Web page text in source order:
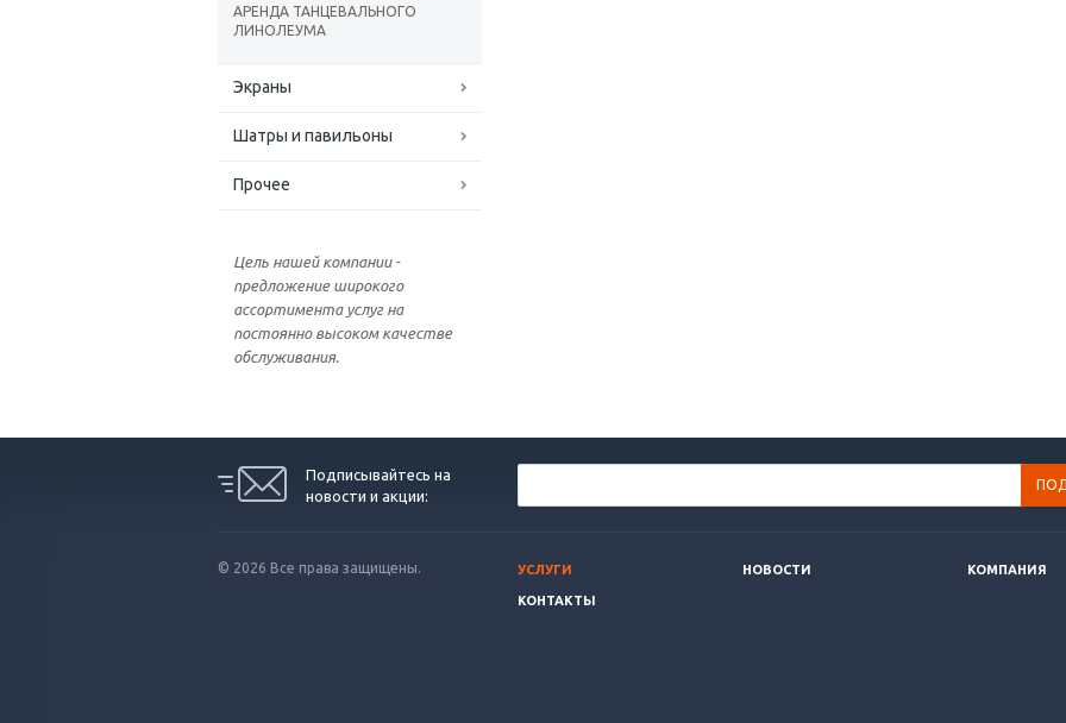
АРЕНДА ТАНЦЕВАЛЬНОГО
ЛИНОЛЕУМА
Экраны
Шатры и павильоны
Прочее
Цель нашей компании -
предложение широкого
ассортимента услуг на
постоянно высоком качестве
обслуживания.
Подписывайтесь на
новости и акции:
© 2026 Все права защищены. УСЛУГИ НОВОСТИ КОМПАНИЯ
КОНТАКТЫ